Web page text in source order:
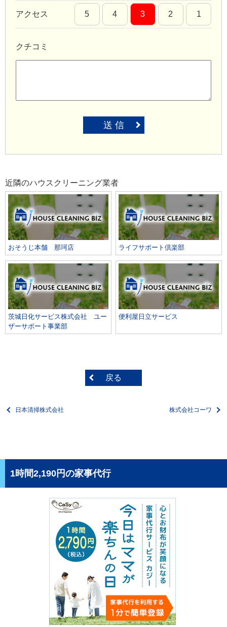
アクセス 5 4 3 2 1
クチコミ
送 信
近隣のハウスクリーニング業者
おそうじ本舗 那珂店 ライフサポート倶楽部
茨城日化サービス株式会社 ユー
ザーサポート事業部
便利屋日立サービス
戻る
日本清掃株式会社 株式会社コーワ
1時間2,190円の家事代行